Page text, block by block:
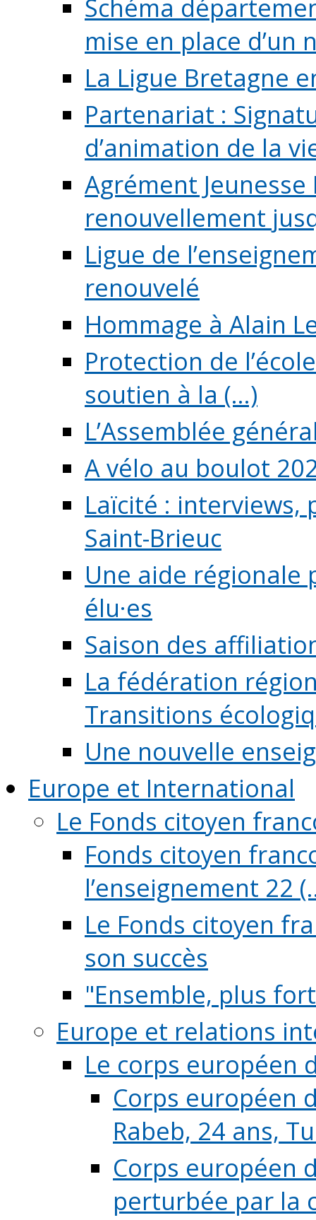
Schéma
mise en place d’un
La Ligue Bretagne
Partenariat :
d’animation de la
Agrément
renouvellement
Ligue de
renouvelé
Hommage à Alain
Protection de
soutien à la (...)
L’Assemblée
A vélo au boulot
Laïcité :
Saint-Brieuc
Une aide régionale
élu·es
Saison des
La fédération
Transitions
Une nouvelle
Europe et International
Le Fonds citoyen
Fonds citoyen
l’enseignement 22
Le Fonds citoyen
son succès
"Ensemble, plus
Europe et relations
Le corps européen
Corps européen
Rabeb, 24 ans,
Corps européen
perturbée par la